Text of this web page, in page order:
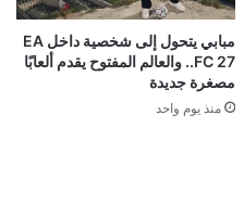
مبابي يتحول إلى شخصية داخل EA
FC 27.. والعالم المفتوح يقدم ألعابًا
مصغرة جديدة
منذ يوم واحد